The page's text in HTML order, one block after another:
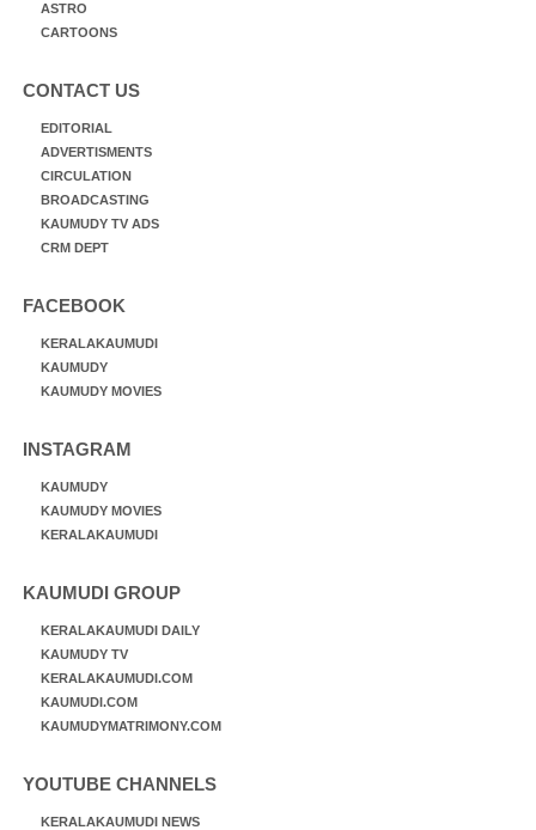
ASTRO
CARTOONS
CONTACT US
EDITORIAL
ADVERTISMENTS
CIRCULATION
BROADCASTING
KAUMUDY TV ADS
CRM DEPT
FACEBOOK
KERALAKAUMUDI
KAUMUDY
KAUMUDY MOVIES
INSTAGRAM
KAUMUDY
KAUMUDY MOVIES
KERALAKAUMUDI
KAUMUDI GROUP
KERALAKAUMUDI DAILY
KAUMUDY TV
KERALAKAUMUDI.COM
KAUMUDI.COM
KAUMUDYMATRIMONY.COM
YOUTUBE CHANNELS
KERALAKAUMUDI NEWS